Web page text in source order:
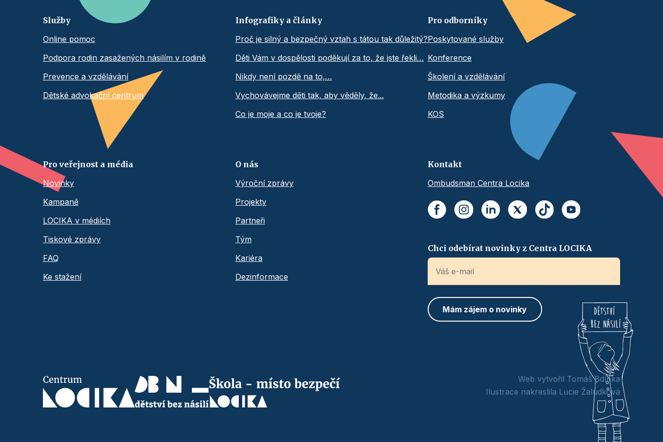
Služby
Online pomoc
Podpora rodin zasažených násilím v rodině
Prevence a vzdělávání
Dětské advokační centrum
Infografiky a články
Proč je silný a bezpečný vztah s tátou tak důležitý?
Děti Vám v dospělosti poděkují za to, že jste řekli…
Nikdy není pozdě na to,…
Vychovávejme děti tak, aby věděly, že...
Co je moje a co je tvoje?
Pro odborníky
Poskytované služby
Konference
Školení a vzdělávání
Metodika a výzkumy
KOS
Pro veřejnost a média
Novinky
Kampaně
LOCIKA v médiích
Tiskové zprávy
FAQ
Ke stažení
O nás
Výroční zprávy
Projekty
Partneři
Tým
Kariéra
Dezinformace
Kontakt
Ombudsman Centra Locika
Chci odebírat novinky z Centra LOCIKA
Web vytvořil Tomáš Bdínka
Ilustrace nakreslila Lucie Žaludková